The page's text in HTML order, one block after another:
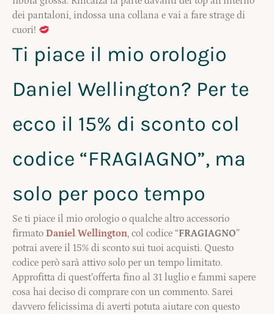
dei pantaloni, indossa una collana e vai a fare strage di
cuori!
Ti piace il mio orologio
Daniel Wellington? Per te
ecco il 15% di sconto col
codice “FRAGIAGNO”, ma
solo per poco tempo
Se ti piace il mio orologio o qualche altro accessorio
firmato Daniel Wellington, col codice “FRAGIAGNO”
potrai avere il 15% di sconto sui tuoi acquisti. Questo
codice però sarà attivo solo per un tempo limitato.
Approfitta di quest’offerta fino al 31 luglio e fammi sapere
cosa hai deciso di comprare con un commento. Sarei
davvero felicissima di averti potuta aiutare con questo